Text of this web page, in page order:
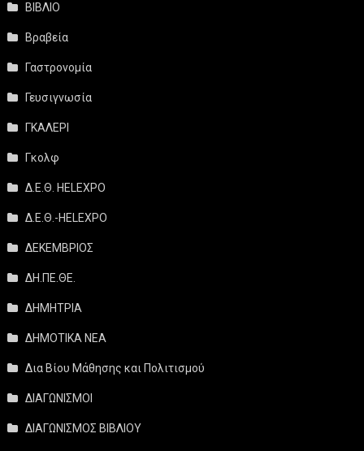
ΒΙΒΛΙΟ
Βραβεία
Γαστρονομία
Γευσιγνωσία
ΓΚΑΛΕΡΙ
Γκολφ
Δ.Ε.Θ. HELEXPO
Δ.Ε.Θ.-HELEXPO
ΔΕΚΕΜΒΡΙΟΣ
ΔΗ.ΠΕ.ΘΕ.
ΔΗΜΗΤΡΙΑ
ΔΗΜΟΤΙΚΑ ΝΕΑ
Δια Βίου Μάθησης και Πολιτισμού
ΔΙΑΓΩΝΙΣΜΟΙ
ΔΙΑΓΩΝΙΣΜΟΣ ΒΙΒΛΙΟΥ